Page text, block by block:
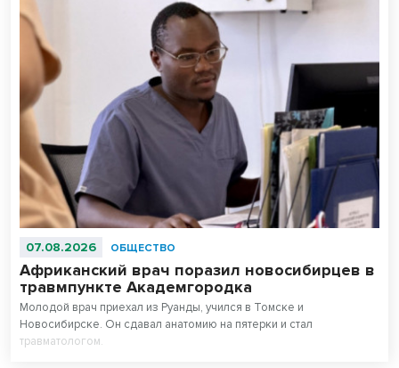
07.08.2026 ОБЩЕСТВО
Африканский врач поразил новосибирцев в
травмпункте Академгородка
Молодой врач приехал из Руанды, учился в Томске и
Новосибирске. Он сдавал анатомию на пятерки и стал
травматологом.